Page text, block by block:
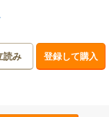
読み 登録して購入